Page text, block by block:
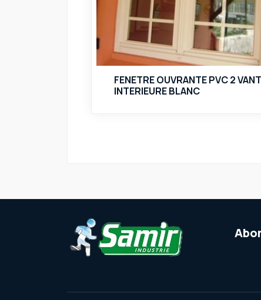
FENETRE OUVRANTE PVC 2
INTERIEURE BLANC